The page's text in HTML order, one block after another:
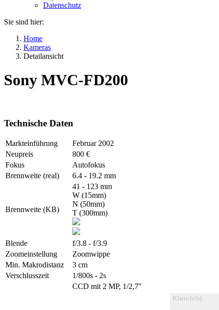
Datenschutz
Sie sind hier:
Home
Kameras
Detailansicht
Sony MVC-FD200
Technische Daten
Markteinführung
Februar 2002
Neupreis
800 €
Fokus
Autofokus
Brennweite (real)
6.4 - 19.2 mm
Brennweite (KB)
41 - 123 mm
W (15mm)
N (50mm)
T (300mm)
Blende
f/3.8 - f/3.9
Zoomeinstellung
Zoomwippe
Min. Makrodistanz
3 cm
Verschlusszeit
1/800s - 2s
CCD mit 2 MP, 1/2,7"